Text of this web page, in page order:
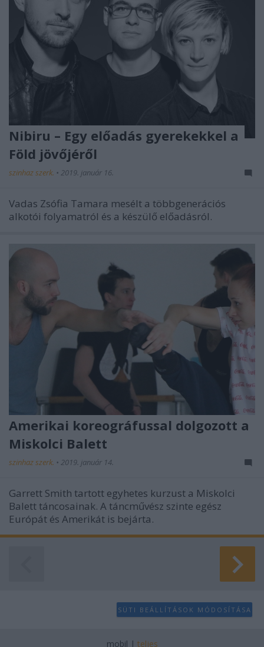
Nibiru – Egy előadás gyerekekkel a
Föld jövőjéről
szinhaz szerk. • 2019. január 16.
Vadas Zsófia Tamara mesélt a többgenerációs
alkotói folyamatról és a készülő előadásról.
Amerikai koreográfussal dolgozott a
Miskolci Balett
szinhaz szerk. • 2019. január 14.
Garrett Smith tartott egyhetes kurzust a Miskolci
Balett táncosainak. A táncművész szinte egész
Európát és Amerikát is bejárta.
SÜTI BEÁLLÍTÁSOK MÓDOSÍTÁSA
mobil | teljes